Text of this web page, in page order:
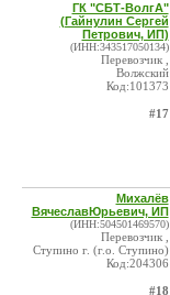
ГК "СБТ-ВолгА"
(Гайнулин Сергей
Петрович, ИП)
(ИНН:343517050134)
Перевозчик ,
Волжский
Код:101373
#17
Михалёв
ВячеславЮрьевич, ИП
(ИНН:504501469570)
Перевозчик ,
Ступино г. (г.о. Ступино)
Код:204306
#18